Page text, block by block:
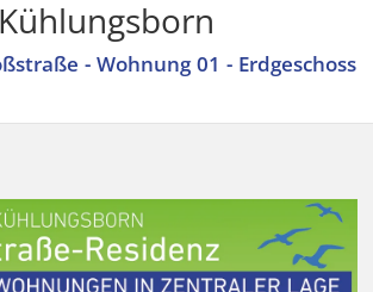
Kühlungsborn
- Wohnung 01 - Erdgeschoss